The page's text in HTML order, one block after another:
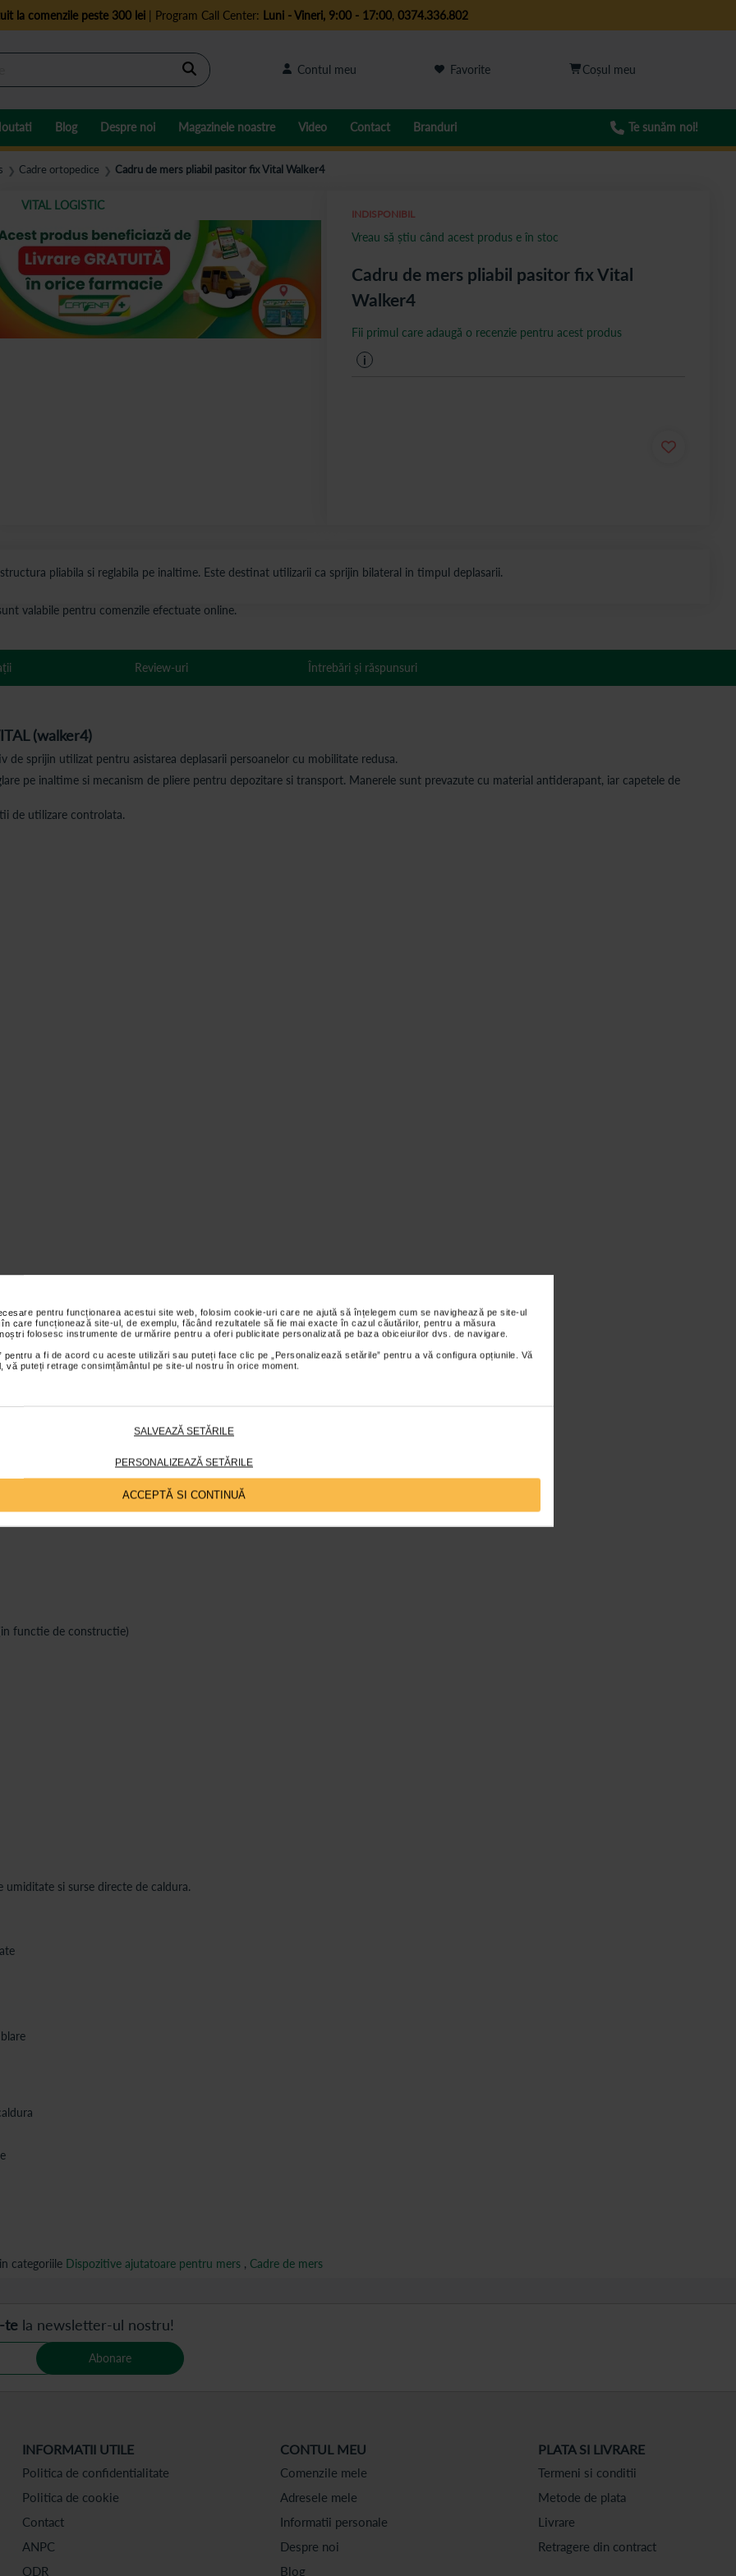
pentru funcționarea acestui site web, folosim cookie-uri care ne ajută să înțelegem cum se navighează pe site-ul
care funcționează site-ul, de exemplu, făcând rezultatele să fie mai exacte în cazul căutărilor, pentru a măsura
folosesc instrumente de urmărire pentru a oferi publicitate personalizată pe baza obiceiurilor dvs. de navigare.
pentru a fi de acord cu aceste utilizări sau puteți face clic pe „Personalizează setările” pentru a vă configura opțiunile. Vă
puteți retrage consimțământul pe site-ul nostru în orice moment.
SALVEAZĂ SETĂRILE
PERSONALIZEAZĂ SETĂRILE
ACCEPTĂ SI CONTINUĂ
la comenzile peste 300 lei| Program Call Center: Luni - Vineri, 9:00 - 17:00, 0374.336.802
Cautare Contul meu Favorite
Blog Despre noi Magazinele noastre Video Contact Branduri Te sunăm noi!
❯ Cadre ortopedice ❯ Cadru de mers pliabil pasitor fix Vital Walker4
VITAL LOGISTIC
pliabila si reglabila pe inaltime. Este destinat utilizarii ca sprijin bilateral in timpul deplasarii.
Cadru de mers pliabil pasitor fix Vital
Walker4
INDISPONIBIL
Fii primul care adaugă o recenzie pentru acest produs
i
Vreau să știu când acest produs e în stoc
valabile pentru comenzile efectuate online.
(walker4)
sprijin utilizat pentru asistarea deplasarii persoanelor cu mobilitate redusa.
pe inaltime si mecanism de pliere pentru depozitare si transport. Manerele sunt prevazute cu material antiderapant, iar capetele de
de utilizare controlata.
functie de constructie)
si surse directe de caldura.
Review-uri Întrebări și răspunsuri
categoriile Dispozitive ajutatoare pentru mers , Cadre de mers
te la newsletter-ul nostru!
Abonare
INFORMATII UTILE
Politica de confidentialitate
Politica de cookie
Contact
ANPC
ODR
CONTUL MEU
Comenzile mele
Adresele mele
Informatii personale
Despre noi
Blog
PLATA SI LIVRARE
Termeni si conditii
Metode de plata
Livrare
Retragere din contract